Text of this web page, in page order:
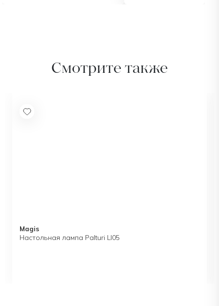
Смотрите также
Magis
Настольная лампа Palturi LI05